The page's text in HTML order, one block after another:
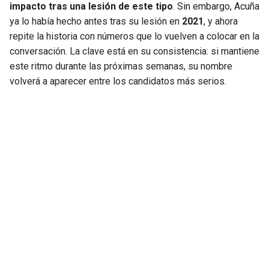
impacto tras una lesión de este tipo. Sin embargo, Acuña
ya lo había hecho antes tras su lesión en 2021, y ahora
repite la historia con números que lo vuelven a colocar en la
conversación. La clave está en su consistencia: si mantiene
este ritmo durante las próximas semanas, su nombre
volverá a aparecer entre los candidatos más serios.